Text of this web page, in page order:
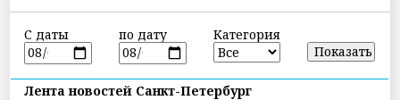
С даты по дату Категория
Лента новостей Санкт-Петербург